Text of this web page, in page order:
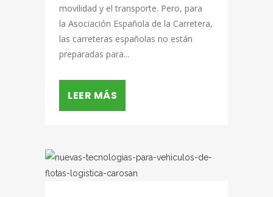
movilidad y el transporte. Pero, para
la Asociación Española de la Carretera,
las carreteras españolas no están
preparadas para...
LEER MÁS